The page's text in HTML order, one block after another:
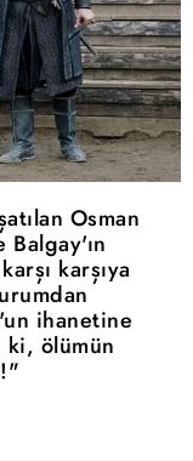
Osman
Balgay'ın
karşıya
ihanetine
ki, ölümün